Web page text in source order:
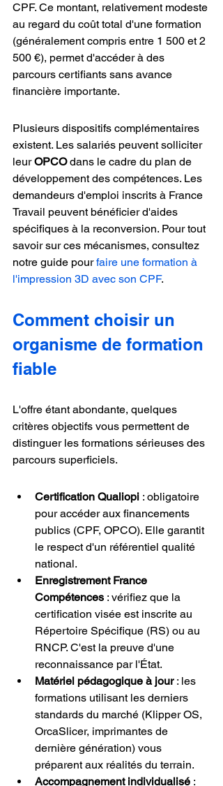
CPF. Ce montant, relativement modeste
au regard du coût total d'une formation
(généralement compris entre 1 500 et 2
500 €), permet d'accéder à des
parcours certifiants sans avance
financière importante.
Plusieurs dispositifs complémentaires
existent. Les salariés peuvent solliciter
leur OPCO dans le cadre du plan de
développement des compétences. Les
demandeurs d'emploi inscrits à France
Travail peuvent bénéficier d'aides
spécifiques à la reconversion. Pour tout
savoir sur ces mécanismes, consultez
notre guide pour faire une formation à
l'impression 3D avec son CPF.
Comment choisir un
organisme de formation
fiable
L'offre étant abondante, quelques
critères objectifs vous permettent de
distinguer les formations sérieuses des
parcours superficiels.
Certification Qualiopi : obligatoire
pour accéder aux financements
publics (CPF, OPCO). Elle garantit
le respect d'un référentiel qualité
national.
Enregistrement France
Compétences : vérifiez que la
certification visée est inscrite au
Répertoire Spécifique (RS) ou au
RNCP. C'est la preuve d'une
reconnaissance par l'État.
Matériel pédagogique à jour : les
formations utilisant les derniers
standards du marché (Klipper OS,
OrcaSlicer, imprimantes de
dernière génération) vous
préparent aux réalités du terrain.
Accompagnement individualisé :